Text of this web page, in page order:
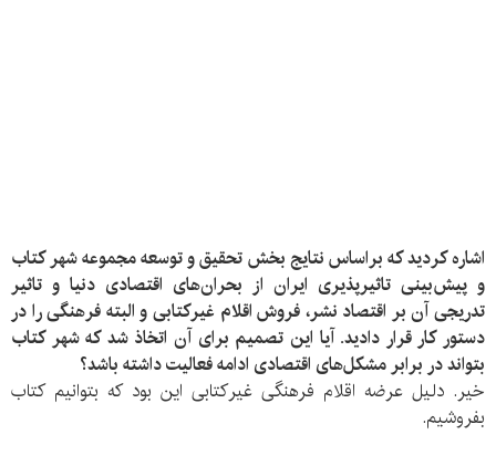
اشاره کردید که براساس نتایج بخش تحقیق و توسعه مجموعه شهر کتاب
و پیش‌بینی تاثیر‌‌پذیری ایران از بحران‌های اقتصادی دنیا و تاثیر
تدریجی آن بر اقتصاد نشر، فروش اقلام غیر‌کتابی و البته فرهنگی را در
دستور کار قرار دادید. آیا این تصمیم برای آن اتخاذ شد که شهر کتاب
بتواند در برابر مشکل‌های اقتصادی ادامه فعالیت داشته باشد؟
خیر. دلیل عرضه اقلام فرهنگی غیر‌کتابی این بود که بتوانیم کتاب
بفروشیم.